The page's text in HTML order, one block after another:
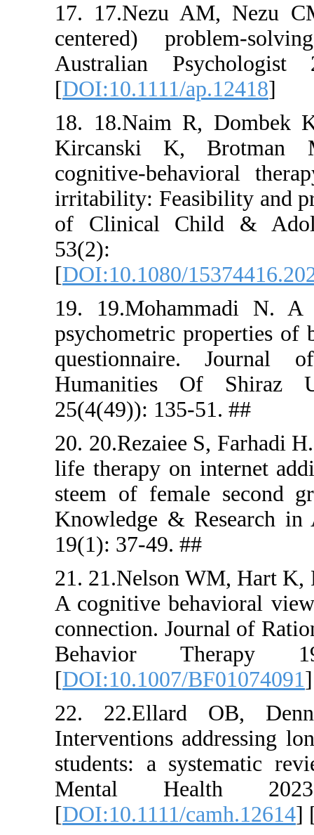
17.
[
18.
cognitive-
irritability:
of
[
19.
25(4(49)):
20.
life
steem of
21.
A
[
22.
students:
Mental
[